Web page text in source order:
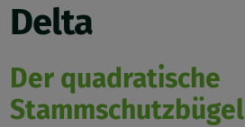
Delta
Der quadratische
Stammschutzbügel